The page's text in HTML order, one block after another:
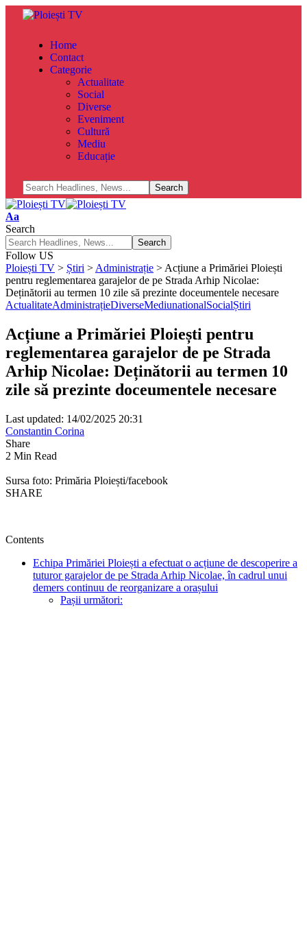
Home
Contact
Categorie
Actualitate
Social
Diverse
Eveniment
Cultură
Mediu
Educație
Aa
Search
Follow US
Ploiești TV > Știri > Administrație > Acțiune a Primăriei Ploiești
pentru reglementarea garajelor de pe Strada Arhip Nicolae:
Deținătorii au termen 10 zile să prezinte doceumentele necesare
ActualitateAdministrațieDiverseMediunationalSocialȘtiri
Acțiune a Primăriei Ploiești pentru
reglementarea garajelor de pe Strada
Arhip Nicolae: Deținătorii au termen 10
zile să prezinte doceumentele necesare
Last updated: 14/02/2025 20:31
Constantin Corina
Share
2 Min Read
Sursa foto: Primăria Ploiești/facebook
SHARE
Contents
Echipa Primăriei Ploiești a efectuat o acțiune de descoperire a
tuturor garajelor de pe Strada Arhip Nicolae, în cadrul unui
demers continuu de reorganizare a orașului
Pașii următori: